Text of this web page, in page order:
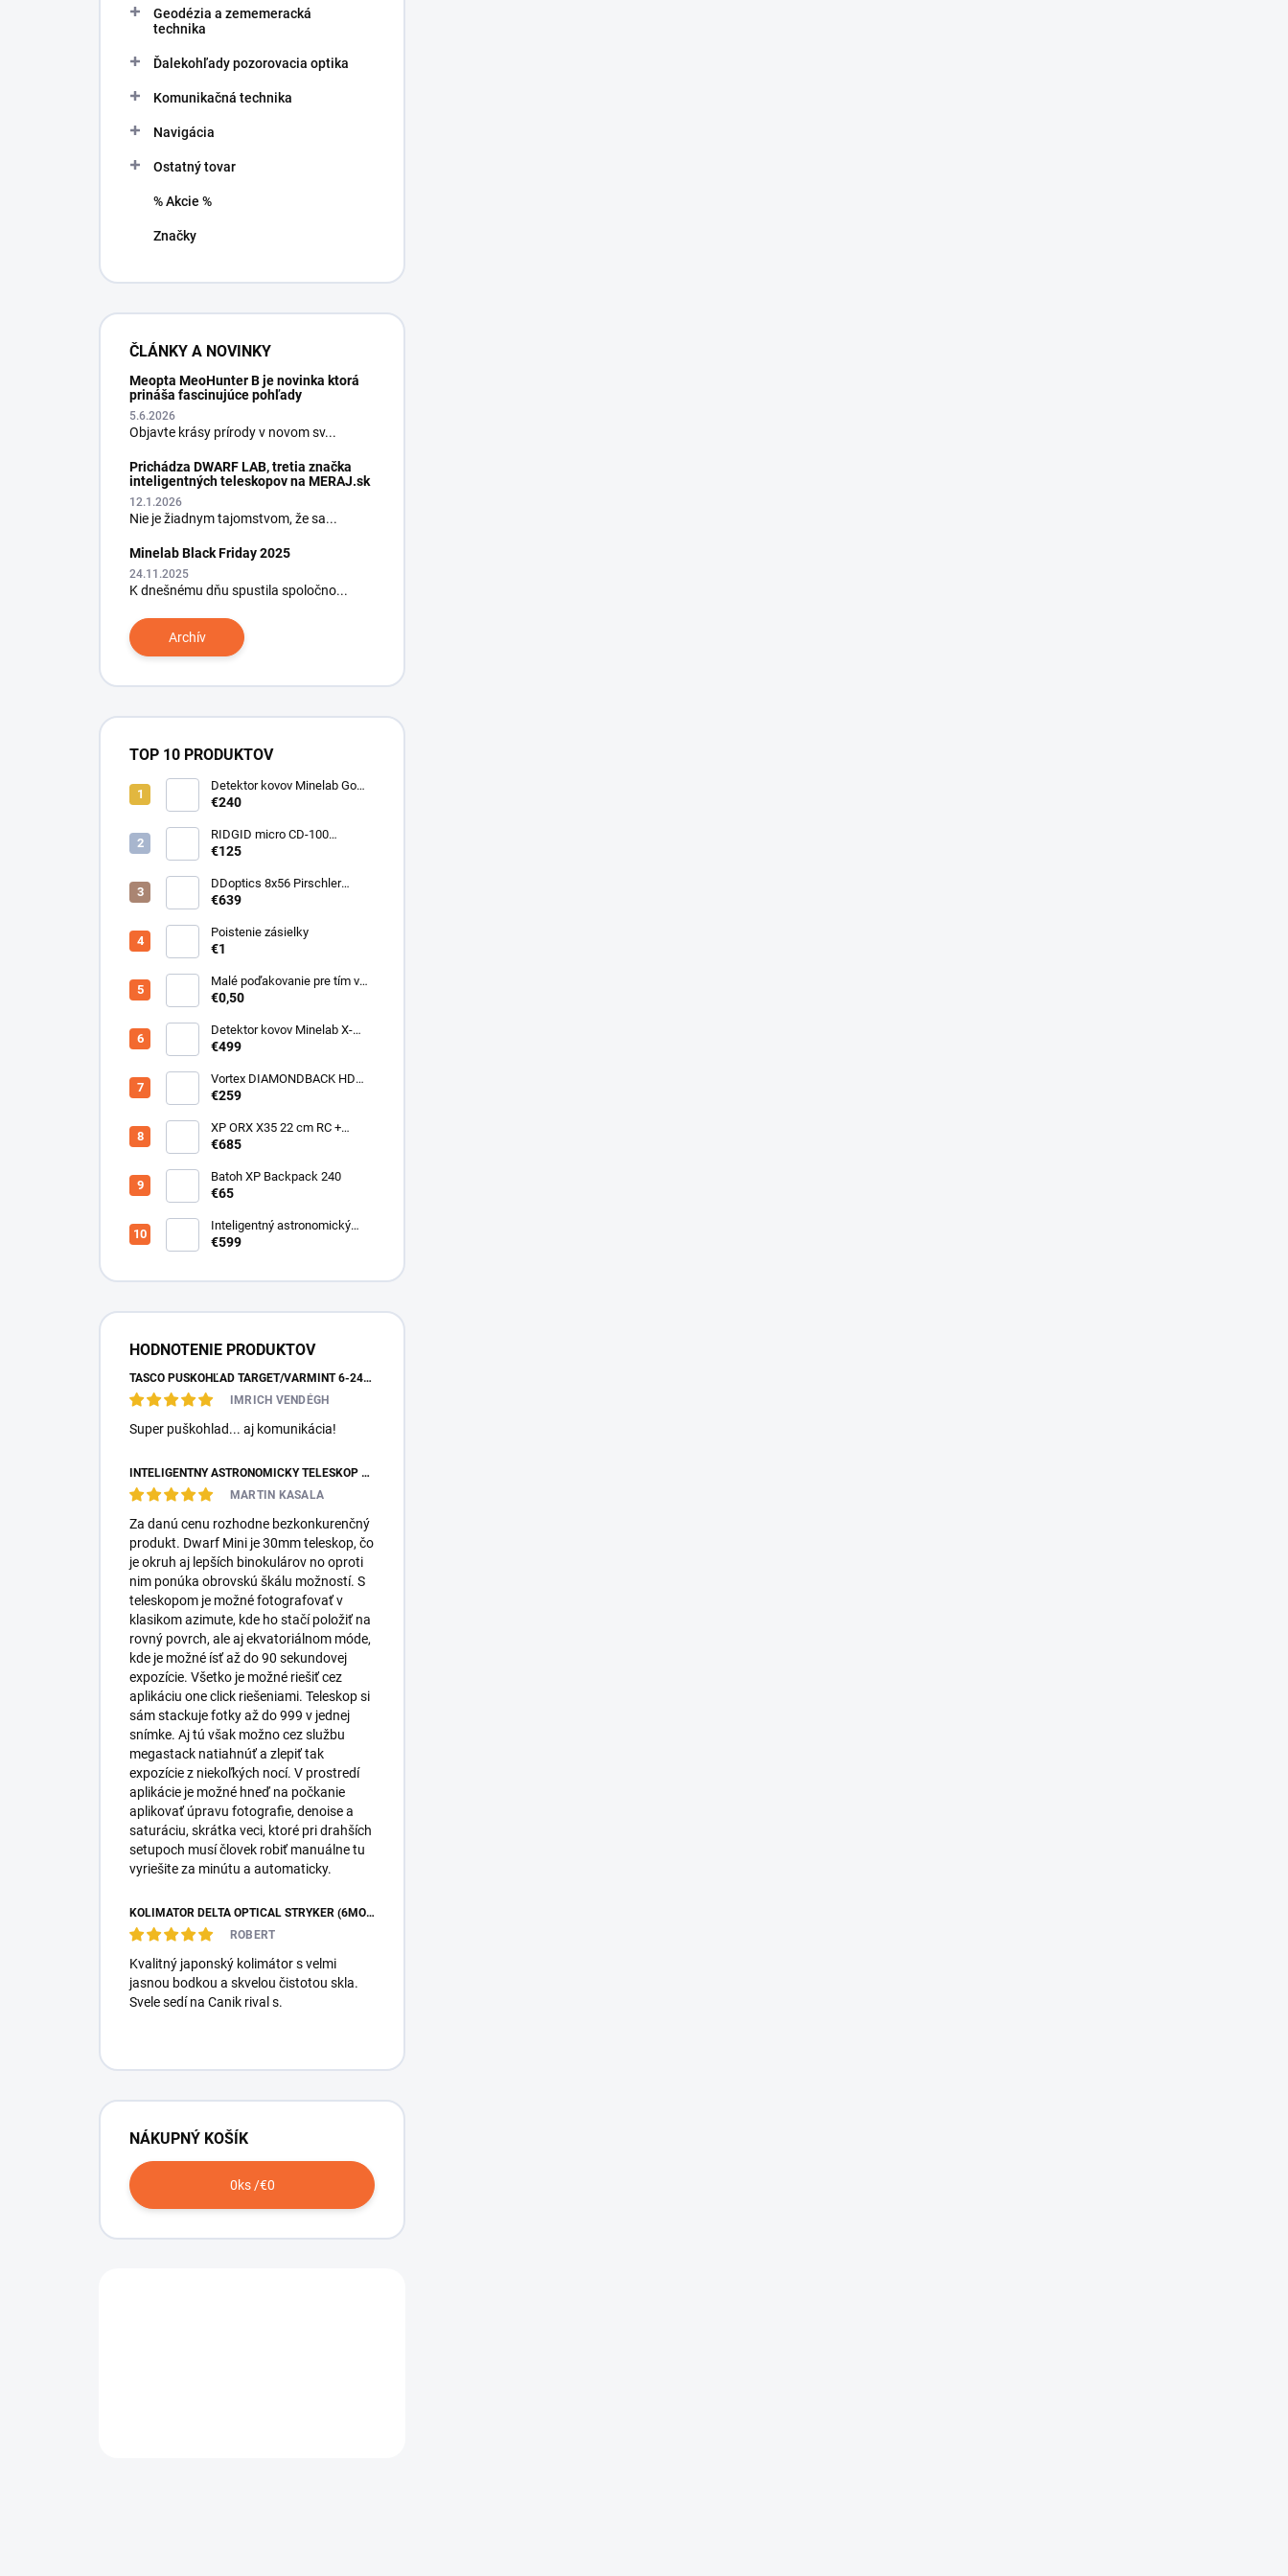
Geodézia a zememeracká
technika
Ďalekohľady pozorovacia optika
Komunikačná technika
Navigácia
Ostatný tovar
% Akcie %
Značky
ČLÁNKY A NOVINKY
Meopta MeoHunter B je novinka ktorá
prináša fascinujúce pohľady
5.6.2026
Objavte krásy prírody v novom sv...
Prichádza DWARF LAB, tretia značka
inteligentných teleskopov na MERAJ.sk
12.1.2026
Nie je žiadnym tajomstvom, že sa...
Minelab Black Friday 2025
24.11.2025
K dnešnému dňu spustila spoločno...
Archív
TOP 10 PRODUKTOV
Detektor kovov Minelab Go
Find 66
€240
RIDGID micro CD-100
Detektor horľavých plynov
€125
DDoptics 8x56 Pirschler
Gen.3 Magnesium zelený
€639
Poistenie zásielky
€1
Malé poďakovanie pre tím v
sklade
€0,50
Detektor kovov Minelab X-
Terra ELITE pinpoiter set
€499
Vortex DIAMONDBACK HD
10X50
€259
XP ORX X35 22 cm RC +
bezdrôtové slúchadlá
€685
Batoh XP Backpack 240
€65
Inteligentný astronomický
teleskop DwarfLab Dwarf III
€599
HODNOTENIE PRODUKTOV
TASCO PUŠKOHĽAD TARGET/VARMINT 6-24X42 MILDOT
IMRICH VENDÉGH
Super puškohlad... aj komunikácia!
INTELIGENTNÝ ASTRONOMICKÝ TELESKOP DWARFLAB DWARF MINI
MARTIN KASALA
Za danú cenu rozhodne bezkonkurenčný
produkt. Dwarf Mini je 30mm teleskop, čo
je okruh aj lepších binokulárov no oproti
nim ponúka obrovskú škálu možností. S
teleskopom je možné fotografovať v
klasikom azimute, kde ho stačí položiť na
rovný povrch, ale aj ekvatoriálnom móde,
kde je možné ísť až do 90 sekundovej
expozície. Všetko je možné riešiť cez
aplikáciu one click riešeniami. Teleskop si
sám stackuje fotky až do 999 v jednej
snímke. Aj tú však možno cez službu
megastack natiahnúť a zlepiť tak
expozície z niekoľkých nocí. V prostredí
aplikácie je možné hneď na počkanie
aplikovať úpravu fotografie, denoise a
saturáciu, skrátka veci, ktoré pri drahších
setupoch musí človek robiť manuálne tu
vyriešite za minútu a automaticky.
KOLIMÁTOR DELTA OPTICAL STRYKER (6MOA)
ROBERT
Kvalitný japonský kolimátor s velmi
jasnou bodkou a skvelou čistotou skla.
Svele sedí na Canik rival s.
NÁKUPNÝ KOŠÍK
0ks /€0